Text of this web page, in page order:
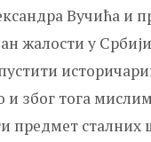
Вучића и
жалости у
због тога мислим
предмет сталних